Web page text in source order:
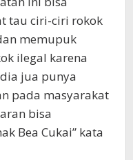
tau ciri-ciri rokok
memupuk
ilegal karena
jua punya
pada masyarakat
bisa
Bea Cukai” kata